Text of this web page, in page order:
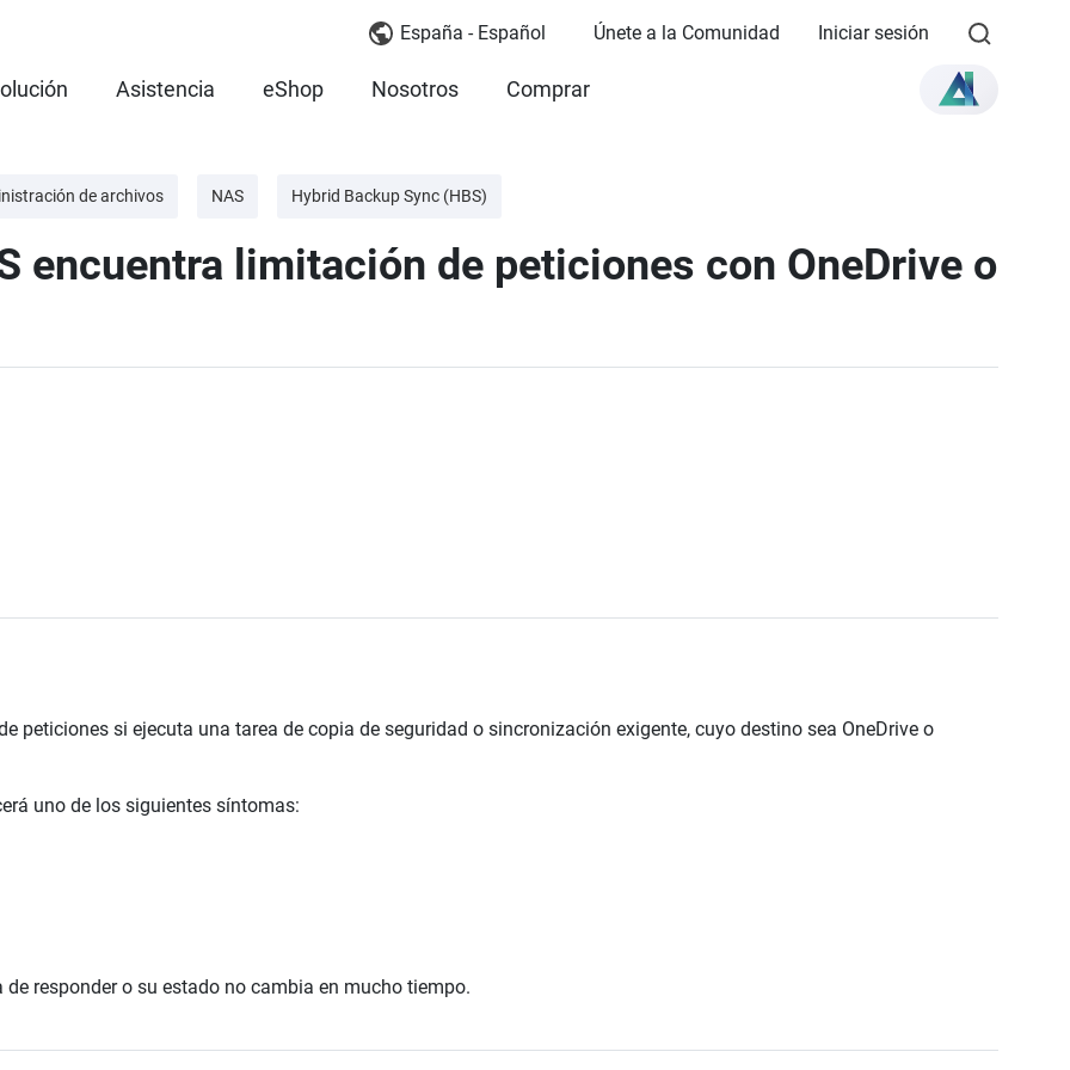
España - Español Únete a la Comunidad Iniciar sesión
Asistencia eShop Nosotros Comprar
de archivos NAS Hybrid Backup Sync (HBS)
encuentra limitación de peticiones con OneDrive o
peticiones si ejecuta una tarea de copia de seguridad o sincronización exigente, cuyo destino sea OneDrive o
uno de los siguientes síntomas:
responder o su estado no cambia en mucho tiempo.